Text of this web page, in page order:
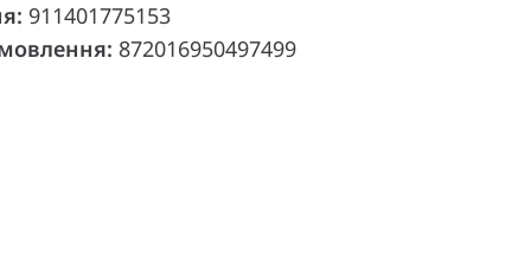
911401775153
872016950497499